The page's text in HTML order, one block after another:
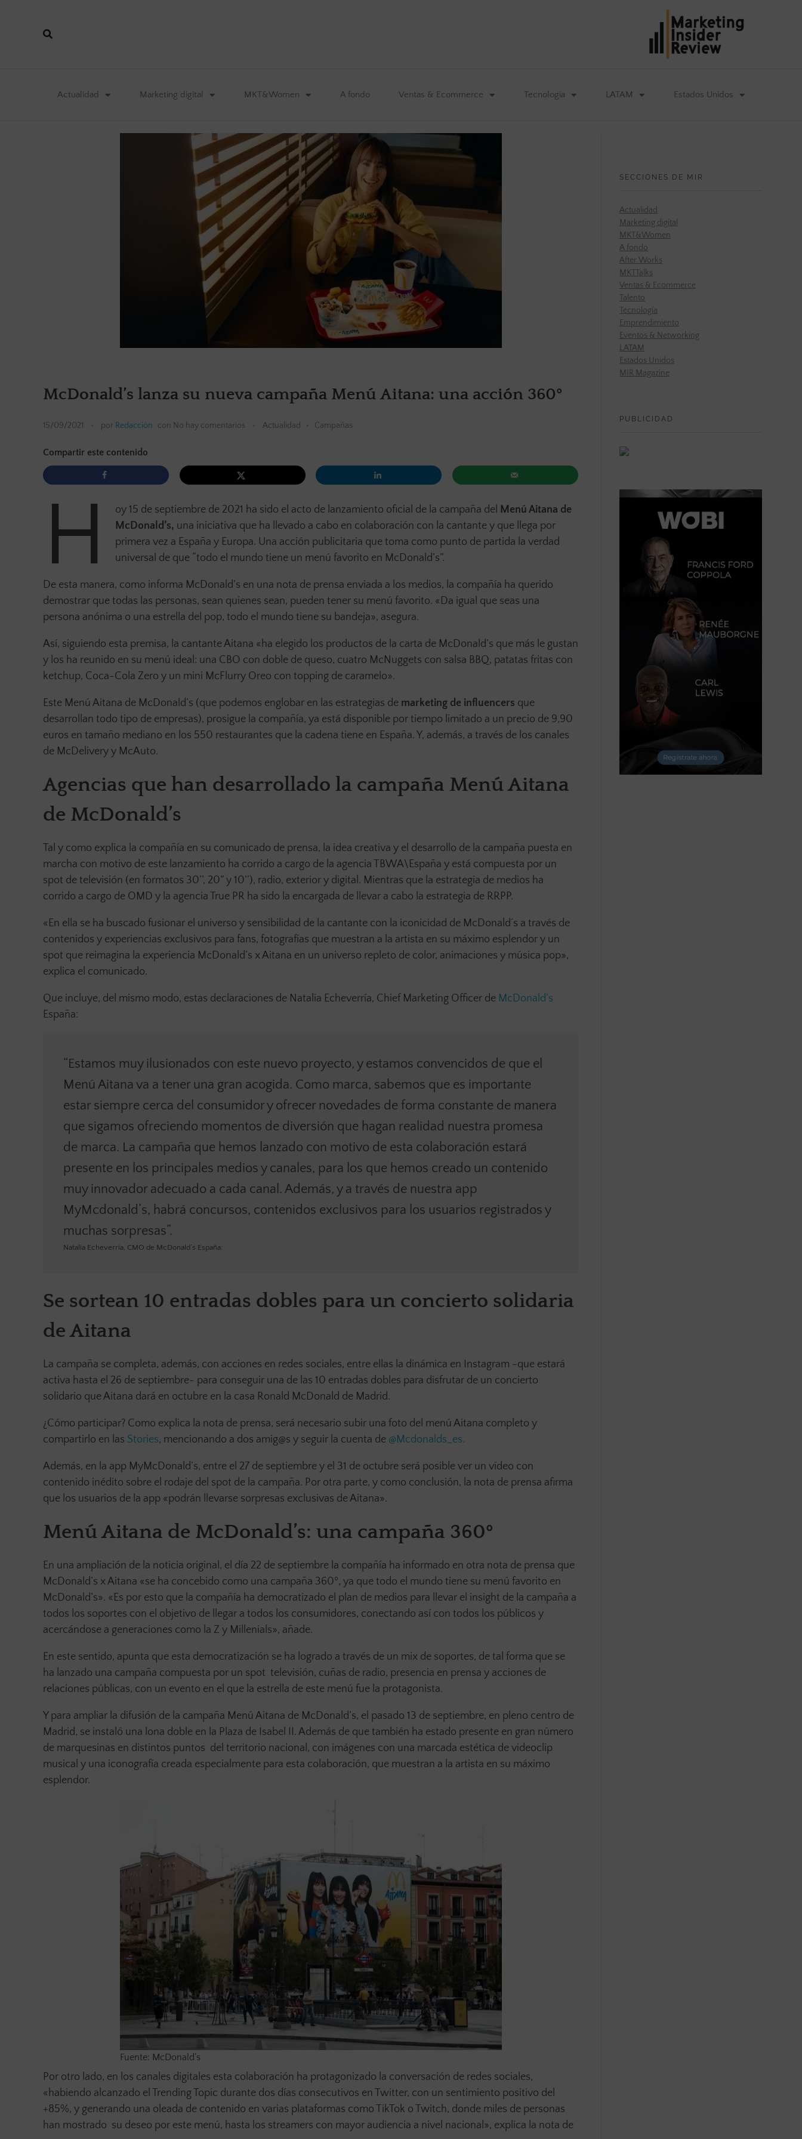
Actualidad Marketing digital MKT&Women A fondo Ventas & Ecommerce Tecnología LATAM Estados Unidos
McDonald’s lanza su nueva campaña Menú Aitana: una acción 360º
15/09/2021 por Redacción con No hay comentarios Actualidad Campañas
Compartir este contenido
H oy 15 de septiembre de 2021 ha sido el acto de lanzamiento oficial de la campaña del
Menú Aitana de
McDonald’s, una iniciativa que ha llevado a cabo en colaboración con la cantante y que llega por
primera vez a España y Europa. Una acción publicitaria que toma como punto de partida la verdad
universal de que “todo el mundo tiene un menú favorito en McDonald’s”.
De esta manera, como informa McDonald’s en una nota de prensa enviada a los medios, la compañía ha querido
demostrar que todas las personas, sean quienes sean, pueden tener su menú favorito. «Da igual que seas una
persona anónima o una estrella del pop, todo el mundo tiene su bandeja», asegura.
Así, siguiendo esta premisa, la cantante Aitana «ha elegido los productos de la carta de McDonald’s que más le gustan
y los ha reunido en su menú ideal: una CBO con doble de queso, cuatro McNuggets con salsa BBQ, patatas fritas con
ketchup, Coca-Cola Zero y un mini McFlurry Oreo con topping de caramelo».
Este Menú Aitana de McDonald’s (que podemos englobar en las estrategias de marketing de influencers que
desarrollan todo tipo de empresas), prosigue la compañía, ya está disponible por tiempo limitado a un precio de 9,90
euros en tamaño mediano en los 550 restaurantes que la cadena tiene en España. Y, además, a través de los canales
de McDelivery y McAuto.
Agencias que han desarrollado la campaña Menú Aitana
de McDonald’s
Tal y como explica la compañía en su comunicado de prensa, la idea creativa y el desarrollo de la campaña puesta en
marcha con motivo de este lanzamiento ha corrido a cargo de la agencia TBWA\España y está compuesta por un
spot de televisión (en formatos 30’’, 20” y 10’’), radio, exterior y digital. Mientras que la estrategia de medios ha
corrido a cargo de OMD y la agencia True PR ha sido la encargada de llevar a cabo la estrategia de RRPP.
«En ella se ha buscado fusionar el universo y sensibilidad de la cantante con la iconicidad de McDonald´s a través de
contenidos y experiencias exclusivos para fans, fotografías que muestran a la artista en su máximo esplendor y un
spot que reimagina la experiencia McDonald’s x Aitana en un universo repleto de color, animaciones y música pop»,
explica el comunicado.
Que incluye, del mismo modo, estas declaraciones de Natalia Echeverría, Chief Marketing Officer de McDonald’s
España:
“Estamos muy ilusionados con este nuevo proyecto, y estamos convencidos de que el
Menú Aitana va a tener una gran acogida. Como marca, sabemos que es importante
estar siempre cerca del consumidor y ofrecer novedades de forma constante de manera
que sigamos ofreciendo momentos de diversión que hagan realidad nuestra promesa
de marca. La campaña que hemos lanzado con motivo de esta colaboración estará
presente en los principales medios y canales, para los que hemos creado un contenido
muy innovador adecuado a cada canal. Además, y a través de nuestra app
MyMcdonald’s, habrá concursos, contenidos exclusivos para los usuarios registrados y
muchas sorpresas”.
Natalia Echeverría, CMO de McDonald’s España:
Se sortean 10 entradas dobles para un concierto solidaria
de Aitana
La campaña se completa, además, con acciones en redes sociales, entre ellas la dinámica en Instagram -que estará
activa hasta el 26 de septiembre- para conseguir una de las 10 entradas dobles para disfrutar de un concierto
solidario que Aitana dará en octubre en la casa Ronald McDonald de Madrid.
¿Cómo participar? Como explica la nota de prensa, será necesario subir una foto del menú Aitana completo y
compartirlo en las Stories, mencionando a dos amig@s y seguir la cuenta de @Mcdonalds_es.
Además, en la app MyMcDonald’s, entre el 27 de septiembre y el 31 de octubre será posible ver un vídeo con
contenido inédito sobre el rodaje del spot de la campaña. Por otra parte, y como conclusión, la nota de prensa afirma
que los usuarios de la app «podrán llevarse sorpresas exclusivas de Aitana».
Menú Aitana de McDonald’s: una campaña 360º
En una ampliación de la noticia original, el día 22 de septiembre la compañía ha informado en otra nota de prensa que
McDonald’s x Aitana «se ha concebido como una campaña 360º, ya que todo el mundo tiene su menú favorito en
McDonald’s». «Es por esto que la compañía ha democratizado el plan de medios para llevar el insight de la campaña a
todos los soportes con el objetivo de llegar a todos los consumidores, conectando así con todos los públicos y
acercándose a generaciones como la Z y Millenials», añade.
En este sentido, apunta que esta democratización se ha logrado a través de un mix de soportes, de tal forma que se
ha lanzado una campaña compuesta por un spot televisión, cuñas de radio, presencia en prensa y acciones de
relaciones públicas, con un evento en el que la estrella de este menú fue la protagonista.
Y para ampliar la difusión de la campaña Menú Aitana de McDonald’s, el pasado 13 de septiembre, en pleno centro de
Madrid, se instaló una lona doble en la Plaza de Isabel II. Además de que también ha estado presente en gran número
de marquesinas en distintos puntos del territorio nacional, con imágenes con una marcada estética de videoclip
musical y una iconografía creada especialmente para esta colaboración, que muestran a la artista en su máximo
esplendor.
Fuente: McDonald’s
Por otro lado, en los canales digitales esta colaboración ha protagonizado la conversación de redes sociales,
«habiendo alcanzado el Trending Topic durante dos días consecutivos en Twitter, con un sentimiento positivo del
+85%, y generando una oleada de contenido en varias plataformas como TikTok o Twitch, donde miles de personas
han mostrado su deseo por este menú, hasta los streamers con mayor audiencia a nivel nacional», explica la nota de
SECCIONES DE MIR
Actualidad
Marketing digital
MKT&Women
A fondo
After Works
MKTTalks
Ventas & Ecommerce
Talento
Tecnología
Emprendimiento
Eventos & Networking
LATAM
Estados Unidos
MIR Magazine
PUBLICIDAD